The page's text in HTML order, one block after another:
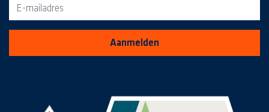
Aanmelden